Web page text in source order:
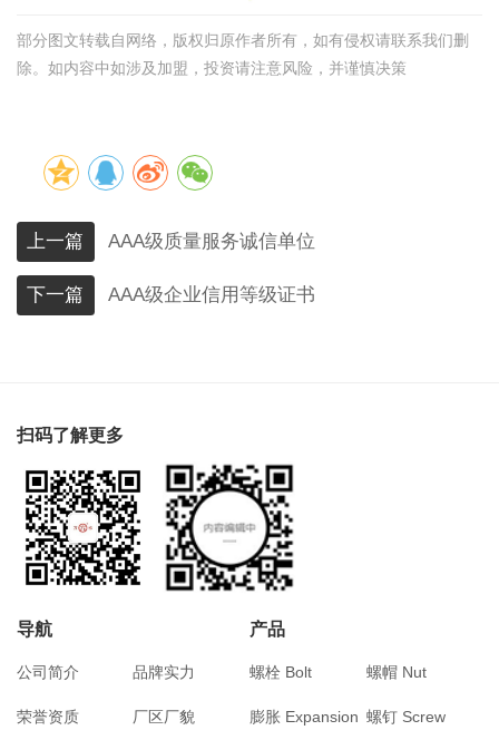
部分图文转载自网络，版权归原作者所有，如有侵权请联系我们删
除。如内容中如涉及加盟，投资请注意风险，并谨慎决策
上一篇 AAA级质量服务诚信单位
下一篇 AAA级企业信用等级证书
扫码了解更多
导航
公司简介 品牌实力
荣誉资质 厂区厂貌
产品
螺栓 Bolt 螺帽 Nut
膨胀 Expansion 螺钉 Screw